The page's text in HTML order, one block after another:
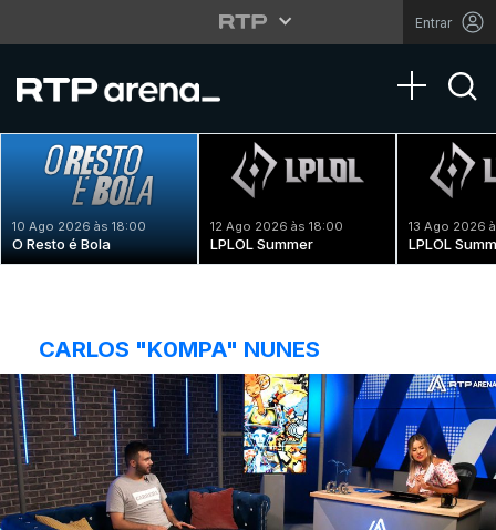
Entrar
Toggle
10 Ago 2026 às 18:00
O Resto é Bola
12 Ago 2026 às 18:00
LPLOL Summer
13 Ago 2026
LPLOL
CARLOS "K0MPA" NUNES